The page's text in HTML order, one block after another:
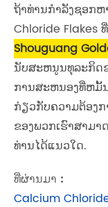
ຖ້າທ່ານກໍາລັງຊອກ
Chloride Flakes
Shouguang
ນັບສະຫນູນທຸລະກິດ
ການສະຫນອງທີ່ຫມັ້
ກ່ຽວກັບຄວາມຕ້ອງ
ຂອງພວກເຮົາສາມ
ທ່ານໄດ້ແນວໃດ.
ທີ່ຜ່ານມາ :
Calcium